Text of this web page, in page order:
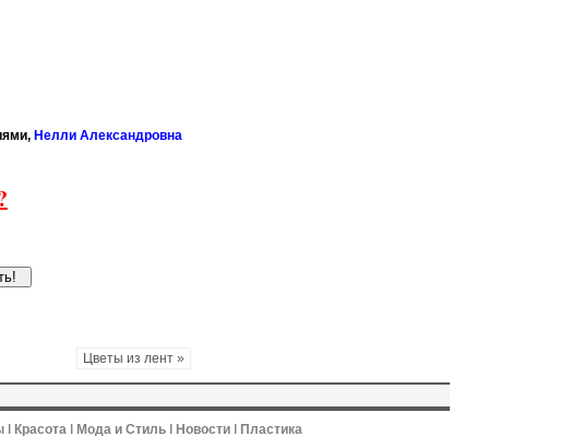
Нелли Александровна
Цветы из лент »
Красотаǀ Мода и Стильǀ Новостиǀ Пластика